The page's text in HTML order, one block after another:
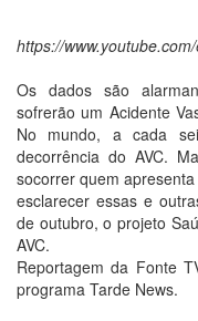
https://
Os dados são
sofrerão um Acidente
No mundo, a cada
decorrência do AVC.
socorrer quem
esclarecer essas e
de outubro, o projeto
AVC.
Reportagem da Fonte
programa Tarde News.